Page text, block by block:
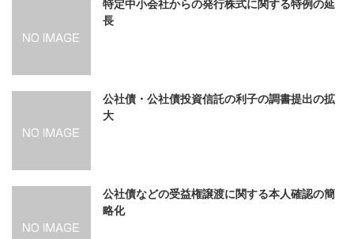
特定中小会社からの発行株式に関する特例の延
長
公社債・公社債投資信託の利子の調書提出の拡
大
公社債などの受益権譲渡に関する本人確認の簡
略化